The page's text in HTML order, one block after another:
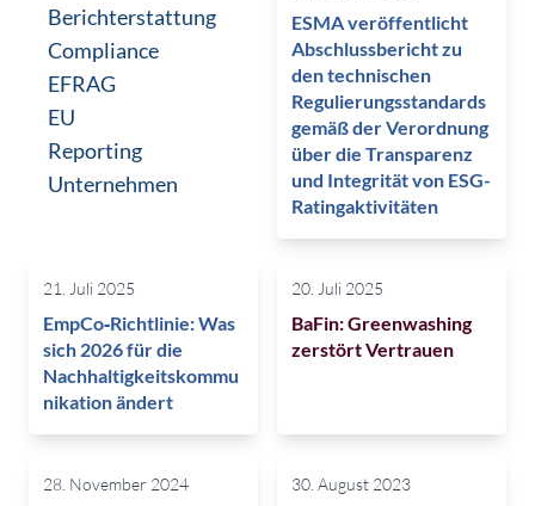
Berichterstattung
Compliance
EFRAG
EU
Reporting
Unternehmen
ESMA veröffentlicht
Abschlussbericht zu
den technischen
Regulierungsstandards
gemäß der Verordnung
über die Transparenz
und Integrität von ESG-
Ratingaktivitäten
21. Juli 2025
EmpCo‑Richtlinie: Was
sich 2026 für die
Nachhaltigkeitskommu
nikation ändert
20. Juli 2025
BaFin: Greenwashing
zerstört Vertrauen
28. November 2024 30. August 2023